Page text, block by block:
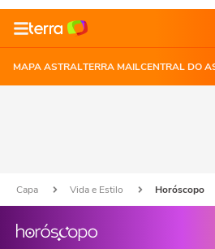
MAPA ASTRALTERRA MAILCENTRAL DO
Capa Vida e Estilo Horóscopo